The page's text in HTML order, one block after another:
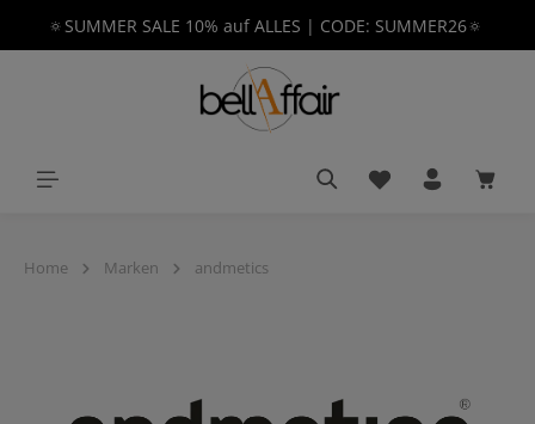
springen
🔅SUMMER SALE 10% auf ALLES | CODE: SUMMER26🔅
Du hast 0
Home Marken andmetics